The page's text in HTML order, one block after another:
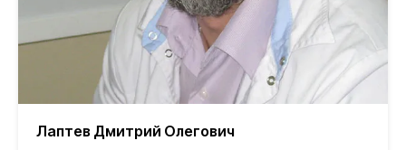
Лаптев Дмитрий Олегович